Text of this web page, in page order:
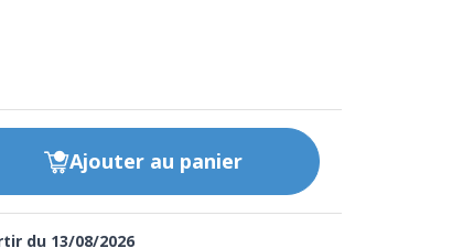
Ajouter au panier
du 13/08/2026